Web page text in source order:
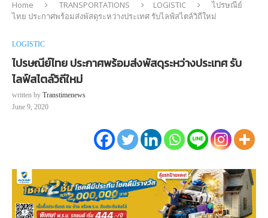
Home TRANSPORTATIONS LOGISTIC
ไปรษณีย์
ไทย ประกาศพร้อมส่งพัสดุระหว่างประเทศ รับไลฟ์สไตล์วิถีใหม่
LOGISTIC
ไปรษณีย์ไทย ประกาศพร้อมส่งพัสดุระหว่างประเทศ รับ
ไลฟ์สไตล์วิถีใหม่
written by Transtimenews
June 9, 2020